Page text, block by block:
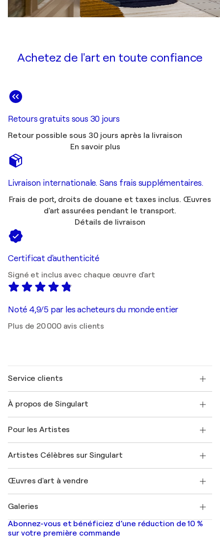
Achetez de l'art en toute confiance
Retours gratuits sous 30 jours
Retour possible sous 30 jours après la livraison
En savoir plus
Livraison internationale. Sans frais supplémentaires.
Frais de port, droits de douane et taxes inclus. Œuvres
d'art assurées pendant le transport.
Détails de livraison
Certificat d'authenticité
Signé et inclus avec chaque œuvre d'art
Noté 4,9/5 par les acheteurs du monde entier
Plus de 20 000 avis clients
Service clients
Expédition
Offrir une carte cadeau
Rejoignez notre programme commercial
Mon compte
+33 1 76 44 06 42
À propos de Singulart
FAQ
Magazine Singulart
Emplois
Découvrez une sélection d'art original
Pour les Artistes
Se connecter en tant qu'Artiste
Artistes Célèbres sur Singulart
Marc Chagall
Banksy
Mr. Brainwash
Shepard Fairey
Œuvres d'art à vendre
Tableaux abstraits à vendre
Peintures de paysage
Estampes
Galeries
Galeries d'art en France
Galeries d'art en Belgique
Abonnez-vous et bénéficiez d’une réduction de 10 %
sur votre première commande